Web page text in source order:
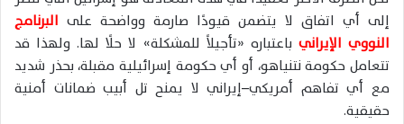
إلى أي اتفاق لا يتضمن قيودًا صارمة وواضحة على البرنامج
النووي الإيراني باعتباره «تأجيلاً للمشكلة» لا حلًا لها. ولهذا قد
تتعامل حكومة نتنياهو، أو أي حكومة إسرائيلية مقبلة، بحذر شديد
مع أي تفاهم أمريكي–إيراني لا يمنح تل أبيب ضمانات أمنية
حقيقية.